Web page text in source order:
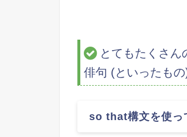
とてもたくさ
俳句 (といったもの
so that構文を使っ